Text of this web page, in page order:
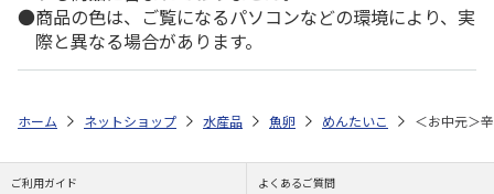
商品の色は、ご覧になるパソコンなどの環境により、実
際と異なる場合があります。
ホーム ネットショップ 水産品 魚卵 めんたいこ ＜お中元＞
ご利用ガイド よくあるご質問